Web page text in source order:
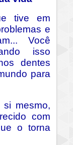
tive em
e
Você
isso
dentes
para
mesmo,
com
o torna